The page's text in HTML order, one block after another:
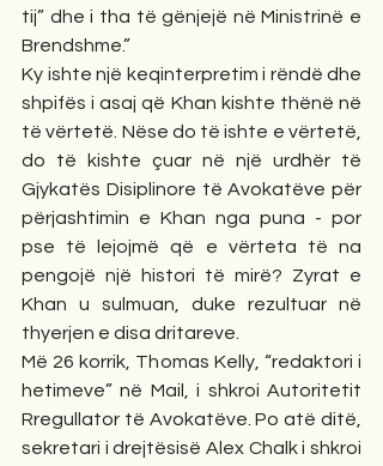
tij” dhe i tha të gënjejë në Ministrinë e
Brendshme.”
Ky ishte një keqinterpretim i rëndë dhe
shpifës i asaj që Khan kishte thënë në
të vërtetë. Nëse do të ishte e vërtetë,
do të kishte çuar në një urdhër të
Gjykatës Disiplinore të Avokatëve për
përjashtimin e Khan nga puna - por
pse të lejojmë që e vërteta të na
pengojë një histori të mirë? Zyrat e
Khan u sulmuan, duke rezultuar në
thyerjen e disa dritareve.
Më 26 korrik, Thomas Kelly, “redaktori i
hetimeve” në Mail, i shkroi Autoritetit
Rregullator të Avokatëve. Po atë ditë,
sekretari i drejtësisë Alex Chalk i shkroi